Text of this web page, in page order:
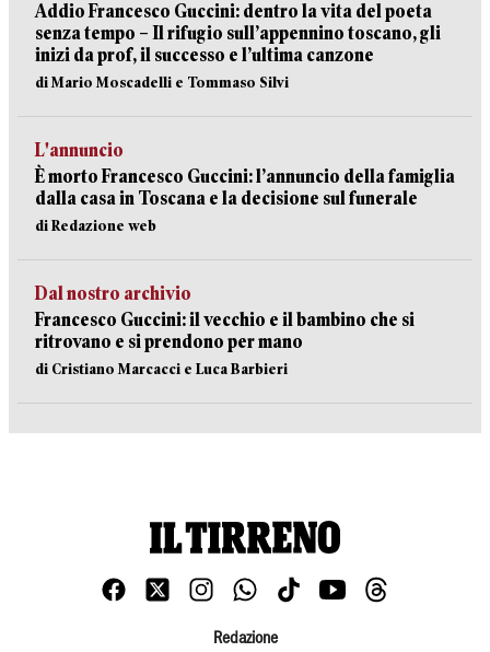
Addio Francesco Guccini: dentro la vita del poeta
senza tempo – Il rifugio sull’appennino toscano, gli
inizi da prof, il successo e l’ultima canzone
di Mario Moscadelli e Tommaso Silvi
L'annuncio
È morto Francesco Guccini: l’annuncio della famiglia
dalla casa in Toscana e la decisione sul funerale
di Redazione web
Dal nostro archivio
Francesco Guccini: il vecchio e il bambino che si
ritrovano e si prendono per mano
di Cristiano Marcacci e Luca Barbieri
Redazione